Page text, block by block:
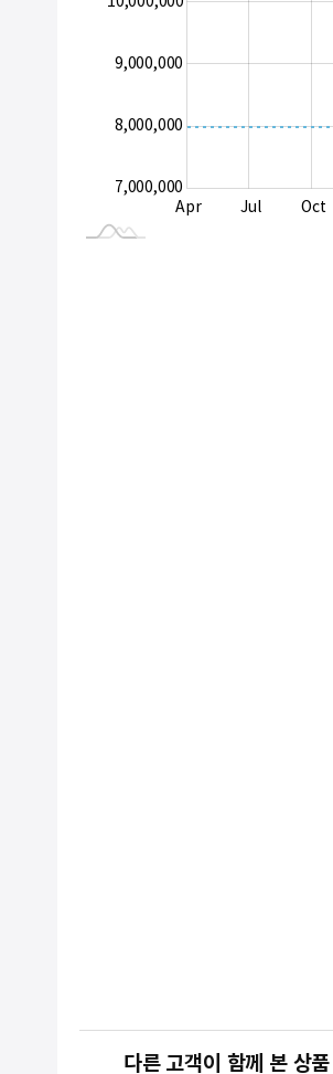
10,000,000
7,000,000
8,000,000
9,000,000
L
Apr Jul Oct
Oct
다른 고객이 함께 본 상품